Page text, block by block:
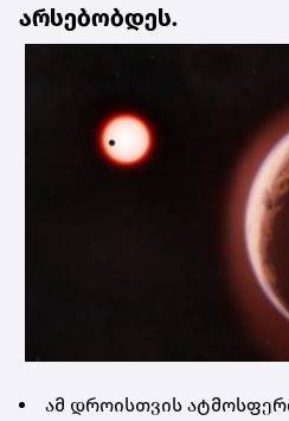
არ­სე­ბობ­დეს.
ამ დრო­ის­თვის